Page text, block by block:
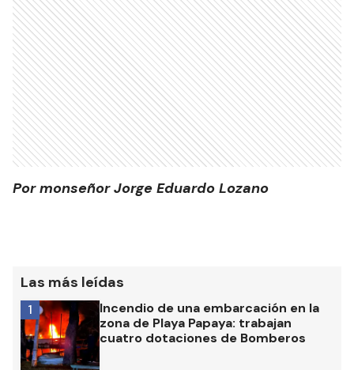
Por monseñor Jorge Eduardo Lozano
Las más leídas
Incendio de una embarcación en la
zona de Playa Papaya: trabajan
cuatro dotaciones de Bomberos
1